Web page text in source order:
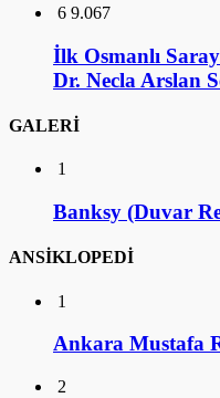
6 9.067
İlk Osmanlı
Dr. Necla Arslan
GALERİ
1
Banksy (Duvar
ANSİKLOPEDİ
1
Ankara Mustafa
2